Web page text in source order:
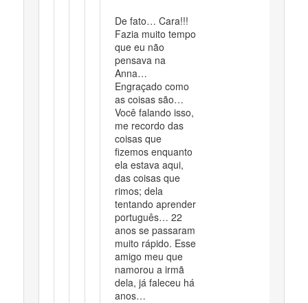
De fato… Cara!!!
Fazia muito tempo
que eu não
pensava na
Anna…
Engraçado como
as coisas são…
Você falando isso,
me recordo das
coisas que
fizemos enquanto
ela estava aqui,
das coisas que
rimos; dela
tentando aprender
português… 22
anos se passaram
muito rápido. Esse
amigo meu que
namorou a irmã
dela, já faleceu há
anos…